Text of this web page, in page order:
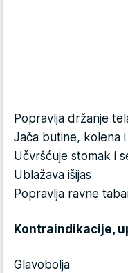
Popravlja držanje
Jača butine, kolena
Učvršćuje stomak i
Ublažava išijas
Popravlja ravne
Kontraindikacije,
Glavobolja